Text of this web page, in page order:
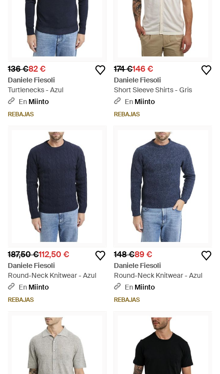
136 €82 €
Daniele Fiesoli
Turtlenecks - Azul
En Miinto
REBAJAS
174 €146 €
Daniele Fiesoli
Short Sleeve Shirts - Gris
En Miinto
REBAJAS
187,50 €112,50 €
Daniele Fiesoli
Round-Neck Knitwear - Azul
En Miinto
REBAJAS
148 €89 €
Daniele Fiesoli
Round-Neck Knitwear - Azul
En Miinto
REBAJAS